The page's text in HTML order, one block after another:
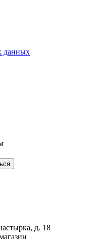
данных
д. 18